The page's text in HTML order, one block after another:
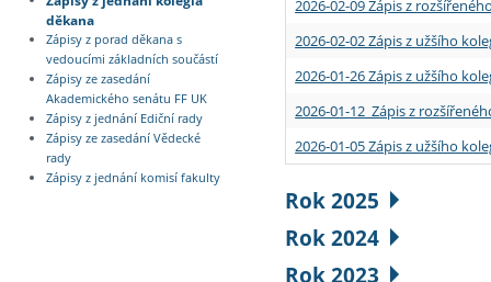
děkana
Zápisy z porad děkana s
vedoucími základních součástí
Zápisy ze zasedání
Akademického senátu FF UK
Zápisy z jednání Ediční rady
Zápisy ze zasedání Vědecké
rady
Zápisy z jednání komisí fakulty
2026-02-09 Zápis z
2026-02-02 Zápis z užšího
2026-01-26 Zápis z užšího
2026-01-12 Zápis z
2026-01-05 Zápis z užšího
Rok 2025
Rok 2024
Rok 2023